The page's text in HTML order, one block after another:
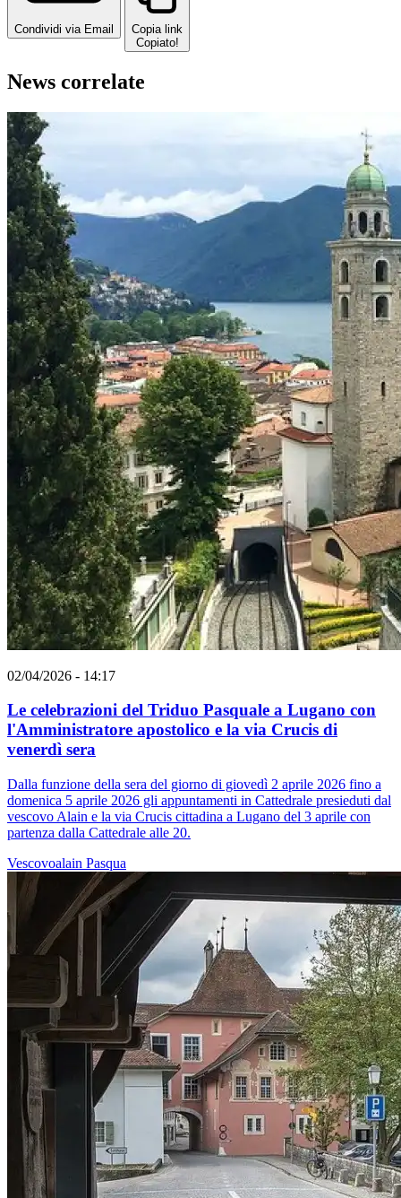
Condividi via Email
Copia link
Copiato!
News correlate
02/04/2026 - 14:17
Le celebrazioni del Triduo Pasquale a Lugano con
l'Amministratore apostolico e la via Crucis di
venerdì sera
Dalla funzione della sera del giorno di giovedì 2 aprile 2026 fino a
domenica 5 aprile 2026 gli appuntamenti in Cattedrale presieduti dal
vescovo Alain e la via Crucis cittadina a Lugano del 3 aprile con
partenza dalla Cattedrale alle 20.
Vescovoalain Pasqua